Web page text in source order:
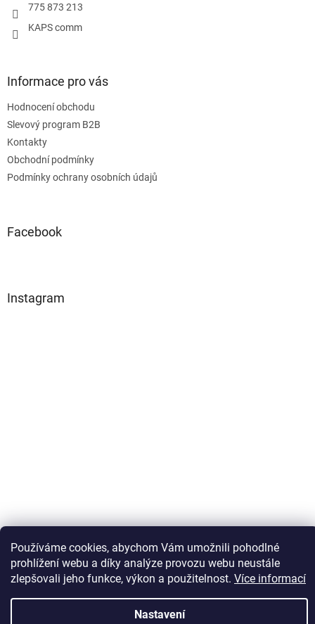
Používáme cookies, abychom Vám umožnili pohodlné
prohlížení webu a díky analýze provozu webu neustále
zlepšovali jeho funkce, výkon a použitelnost. Více informací
Nastavení
775 873 213
KAPS comm
Informace pro vás
Hodnocení obchodu
Slevový program B2B
Kontakty
Obchodní podmínky
Podmínky ochrany osobních údajů
Facebook
Instagram
Sledovat na Instagramu
Vytvořil Shoptet